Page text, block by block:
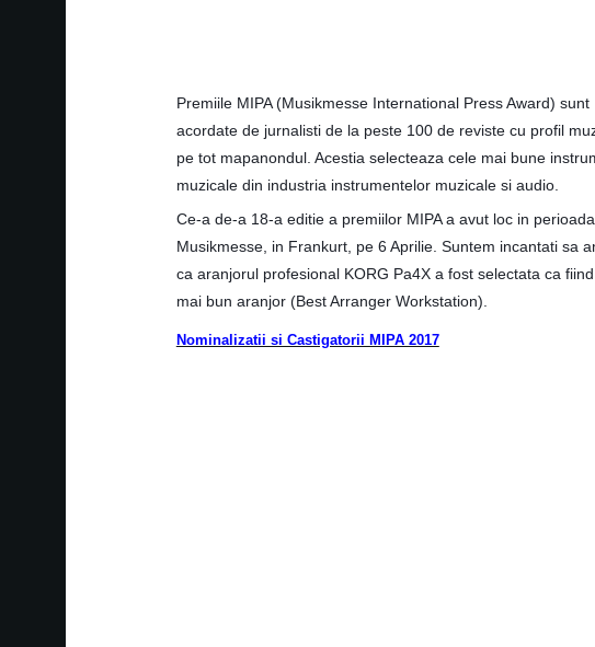
Premiile MIPA (Musikmesse International Press Award) sunt
acordate de jurnalisti de la peste 100 de reviste cu profil
pe tot mapanondul. Acestia selecteaza cele mai bune
muzicale din industria instrumentelor muzicale si audio.
Ce-a de-a 18-a editie a premiilor MIPA a avut loc in perioada
Musikmesse, in Frankurt, pe 6 Aprilie. Suntem incantati sa
ca aranjorul profesional KORG Pa4X a fost selectata ca
mai bun aranjor (Best Arranger Workstation).
Nominalizatii si Castigatorii MIPA 2017